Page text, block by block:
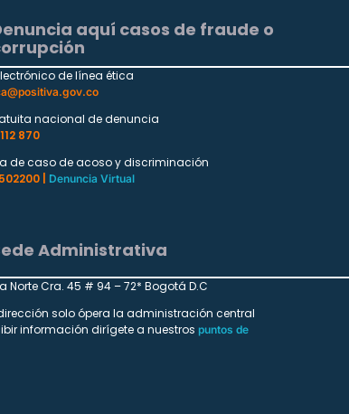
aquí casos de fraude o
de línea ética
nacional de denuncia
870
de caso de acoso y discriminación
|
Denuncia Virtual
Administrativa
Norte Cra. 45 # 94 – 72* Bogotá D.C
solo ópera la administración central
información dirígete a nuestros puntos de